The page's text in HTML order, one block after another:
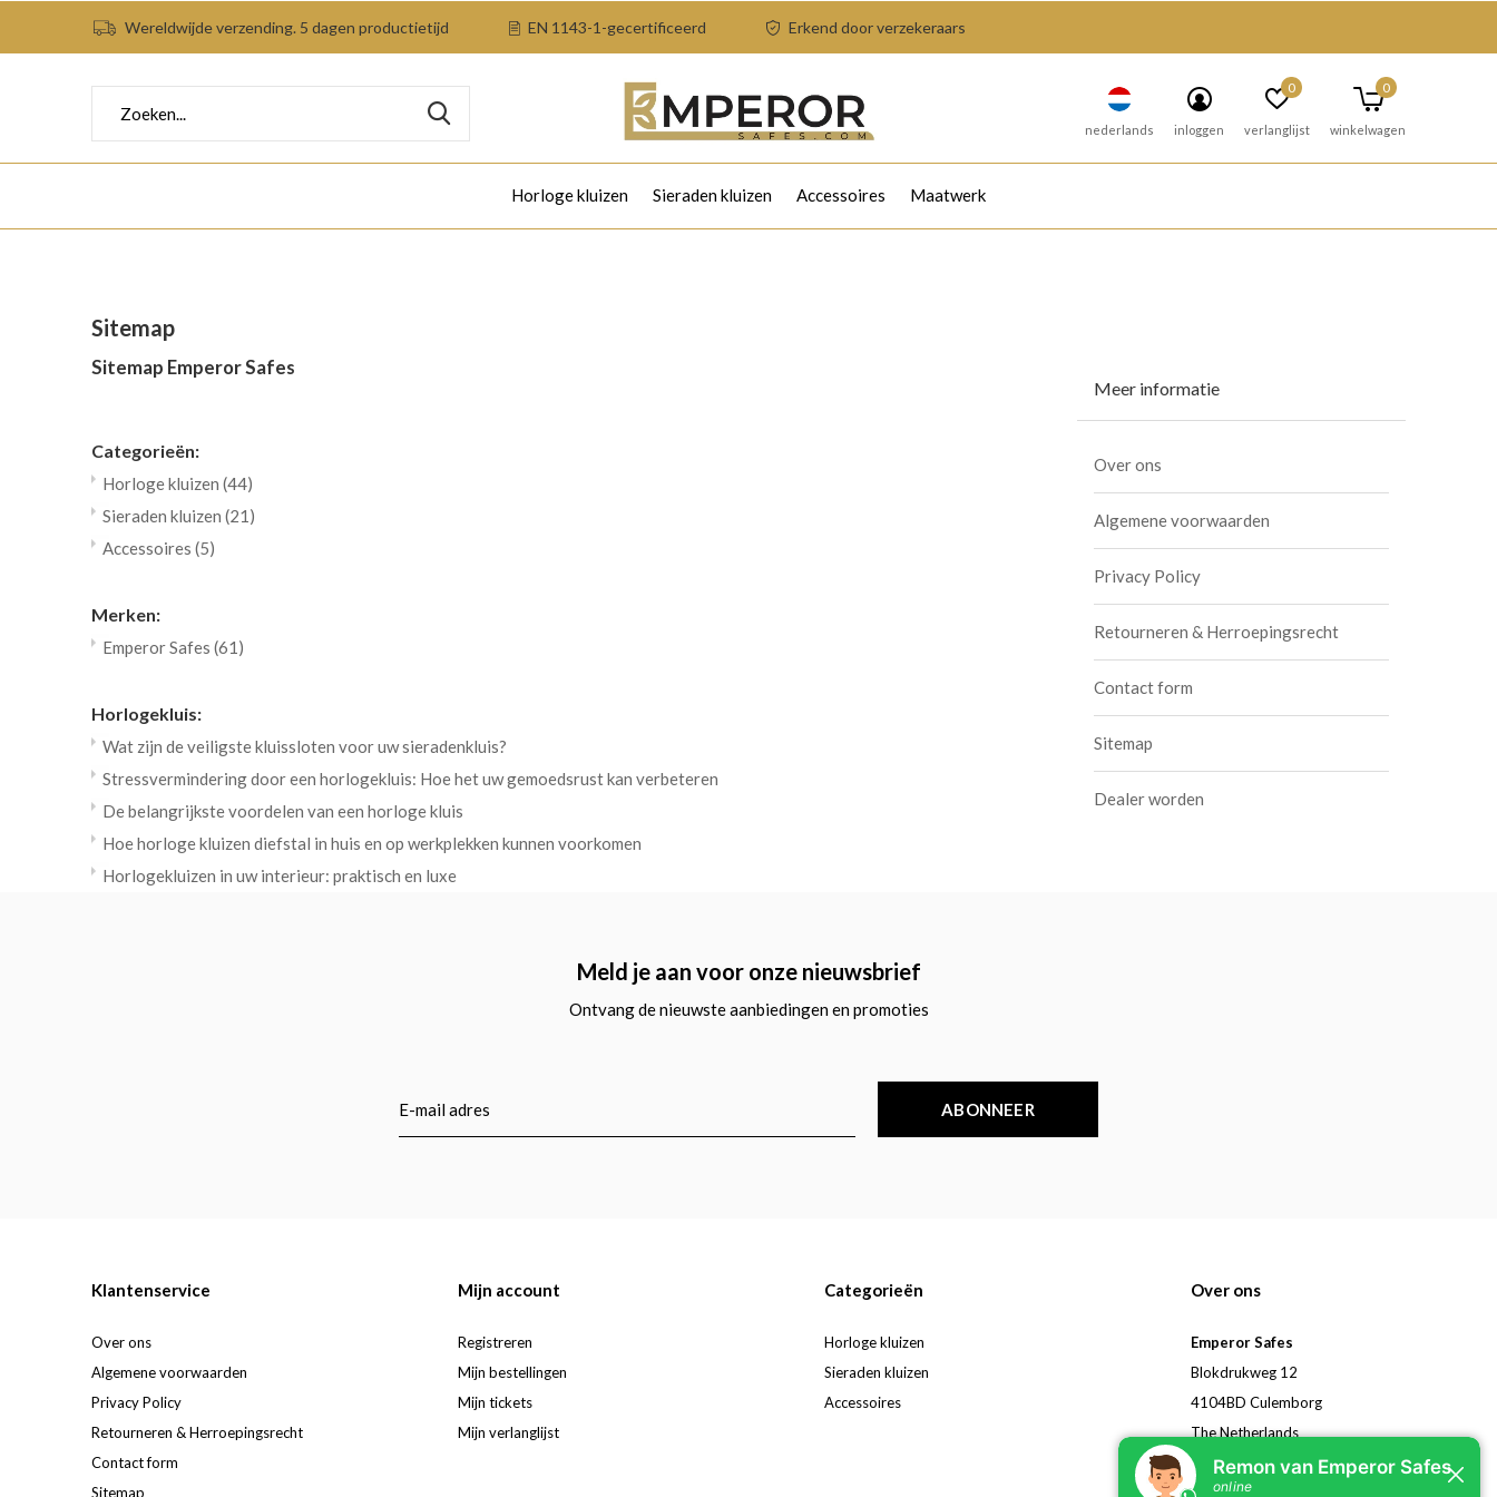
Horloge kluizen Sieraden kluizen Accessoires Maatwerk
nederlands inloggen verlanglijst
0
winkelwagen
0
Wereldwijde verzending. 5 dagen productietijd EN 1143-1-gecertificeerd Erkend door verzekeraars
Sitemap
Sitemap Emperor Safes
Categorieën:
Horloge kluizen (44)
Sieraden kluizen (21)
Accessoires (5)
Merken:
Emperor Safes (61)
Horlogekluis:
Wat zijn de veiligste kluissloten voor uw sieradenkluis?
Stressvermindering door een horlogekluis: Hoe het uw gemoedsrust kan verbeteren
De belangrijkste voordelen van een horloge kluis
Hoe horloge kluizen diefstal in huis en op werkplekken kunnen voorkomen
Horlogekluizen in uw interieur: praktisch en luxe
Meer informatie
Over ons
Algemene voorwaarden
Privacy Policy
Retourneren & Herroepingsrecht
Contact form
Sitemap
Dealer worden
Meld je aan voor onze nieuwsbrief
Ontvang de nieuwste aanbiedingen en promoties
ABONNEER
Klantenservice
Over ons
Algemene voorwaarden
Privacy Policy
Retourneren & Herroepingsrecht
Contact form
Sitemap
Mijn account
Registreren
Mijn bestellingen
Mijn tickets
Mijn verlanglijst
Categorieën
Horloge kluizen
Sieraden kluizen
Accessoires
Over ons
Emperor Safes
Blokdrukweg 12
4104BD Culemborg
The Netherlands
Tel:+31 (0)85 401 1480